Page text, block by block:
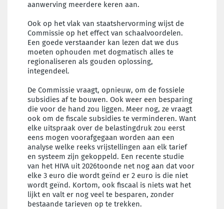
aanwerving meerdere keren aan.
Ook op het vlak van staatshervorming wijst de
Commissie op het effect van schaalvoordelen.
Een goede verstaander kan lezen dat we dus
moeten ophouden met dogmatisch alles te
regionaliseren als gouden oplossing,
integendeel.
De Commissie vraagt, opnieuw, om de fossiele
subsidies af te bouwen. Ook weer een besparing
die voor de hand zou liggen. Meer nog, ze vraagt
ook om de fiscale subsidies te verminderen. Want
elke uitspraak over de belastingdruk zou eerst
eens mogen voorafgegaan worden aan een
analyse welke reeks vrijstellingen aan elk tarief
en systeem zijn gekoppeld. Een recente studie
van het HIVA uit 2026toonde net nog aan dat voor
elke 3 euro die wordt geïnd er 2 euro is die niet
wordt geïnd. Kortom, ook fiscaal is niets wat het
lijkt en valt er nog veel te besparen, zonder
bestaande tarieven op te trekken.